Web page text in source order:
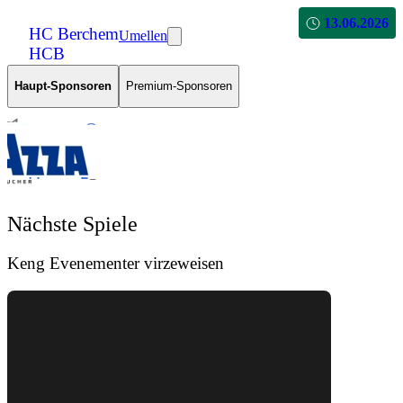
HC Berchem
HCB
Umellen
Haupt-Sponsoren Premium-Sponsoren
Nächste Spiele
Keng Evenementer virzeweisen
13.06.2026